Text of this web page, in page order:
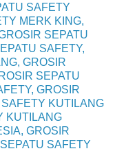
SAFETY
MERK KING,
SEPATU
SAFETY,
GROSIR
SEPATU
GROSIR
KUTILANG
KUTILANG
GROSIR
SAFETY